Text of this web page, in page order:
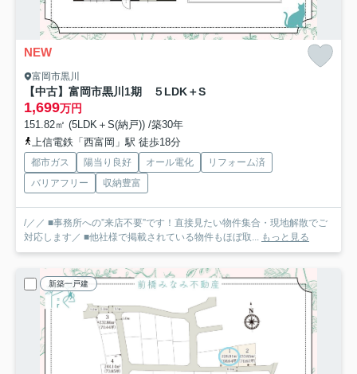
NEW
富岡市黒川
【中古】富岡市黒川1期 ５LDK＋S
1,699万円
151.82㎡ (5LDK＋S(納戸)) /築30年
上信電鉄「西富岡」駅 徒歩18分
都市ガス 陽当り良好 オール電化
リフォーム済
バリアフリー
収納豊富
/／／ ■事務所への”来店不要”です！直接見たい物件集合・現地解散でご
対応します／ ■他社様で掲載されている物件もほぼ取... もっと見る
新築一戸建